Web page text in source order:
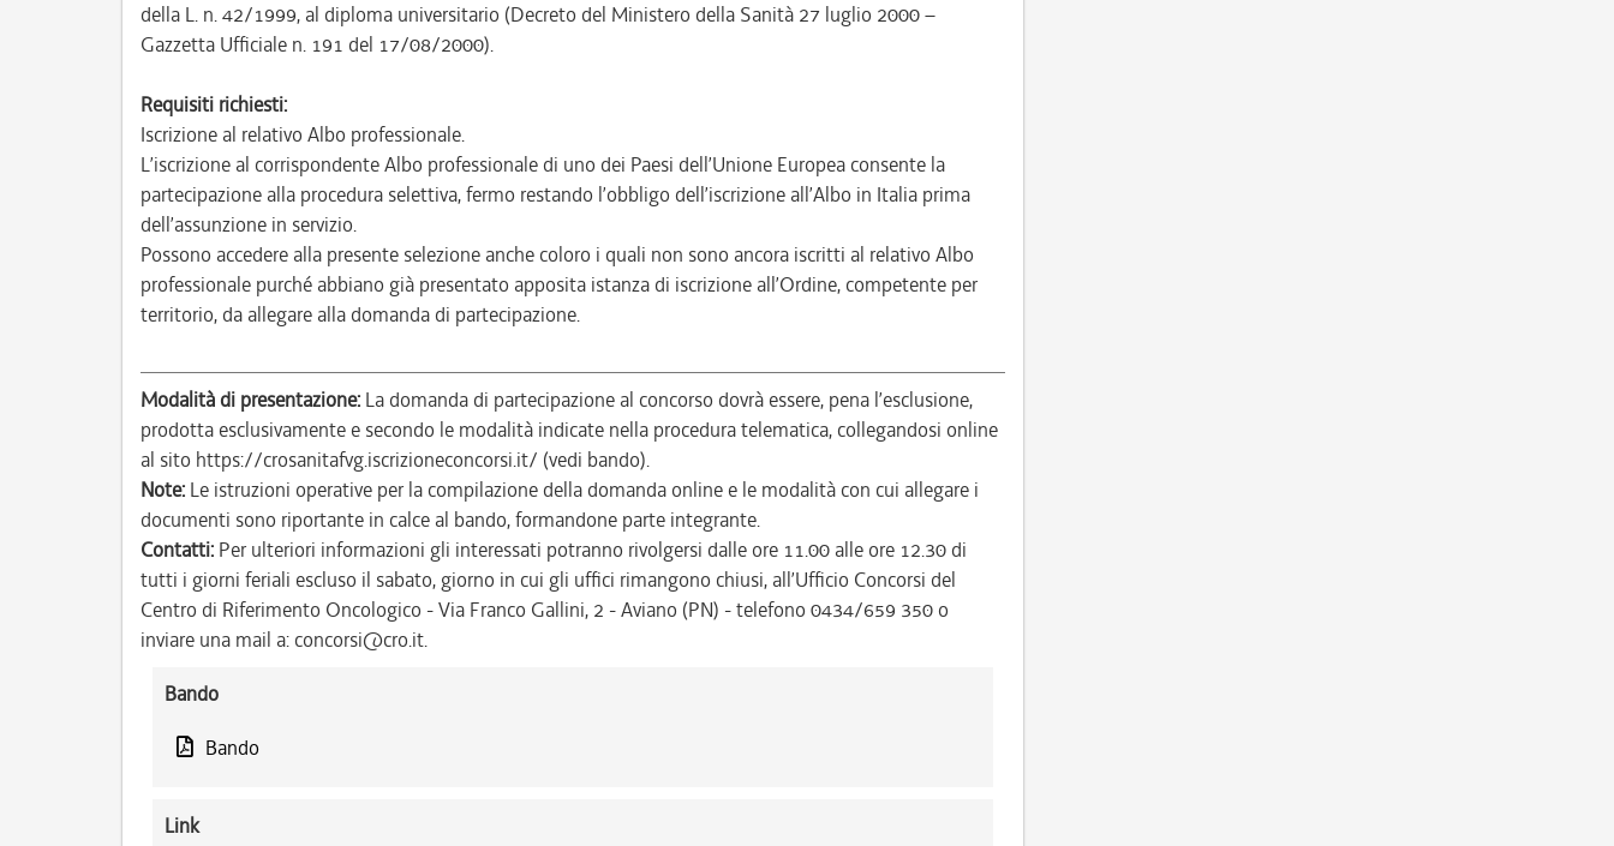
della L. n. 42/1999, al diploma universitario (Decreto del Ministero della Sanità 27 luglio 2000 –
Gazzetta Ufficiale n. 191 del 17/08/2000).
Requisiti richiesti:
Iscrizione al relativo Albo professionale.
L’iscrizione al corrispondente Albo professionale di uno dei Paesi dell’Unione Europea consente la
partecipazione alla procedura selettiva, fermo restando l’obbligo dell’iscrizione all’Albo in Italia prima
dell’assunzione in servizio.
Possono accedere alla presente selezione anche coloro i quali non sono ancora iscritti al relativo Albo
professionale purché abbiano già presentato apposita istanza di iscrizione all’Ordine, competente per
territorio, da allegare alla domanda di partecipazione.
Modalità di presentazione: La domanda di partecipazione al concorso dovrà essere, pena l’esclusione,
prodotta esclusivamente e secondo le modalità indicate nella procedura telematica, collegandosi online
al sito https://crosanitafvg.iscrizioneconcorsi.it/ (vedi bando).
Note: Le istruzioni operative per la compilazione della domanda online e le modalità con cui allegare i
documenti sono riportante in calce al bando, formandone parte integrante.
Contatti: Per ulteriori informazioni gli interessati potranno rivolgersi dalle ore 11.00 alle ore 12.30 di
tutti i giorni feriali escluso il sabato, giorno in cui gli uffici rimangono chiusi, all’Ufficio Concorsi del
Centro di Riferimento Oncologico - Via Franco Gallini, 2 - Aviano (PN) - telefono 0434/659 350 o
inviare una mail a: concorsi@cro.it.
Bando
Bando
Link